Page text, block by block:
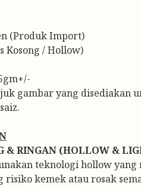
(Produk Import)
Kosong / Hollow)
gambar yang
& RINGAN (HOLLOW &
teknologi hollow
risiko kemek atau rosak